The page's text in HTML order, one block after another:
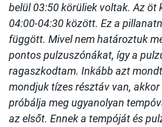
belül 03:50 körüliek voltak. Az öt
04:00-04:30 között. Ez a
függött. Mivel nem határoztuk
pontos pulzuszónákat, így a
ragaszkodtam. Inkább azt
mondjuk tízes résztáv van,
próbálja meg ugyanolyan
az elsőt. Ennek a tempóját és